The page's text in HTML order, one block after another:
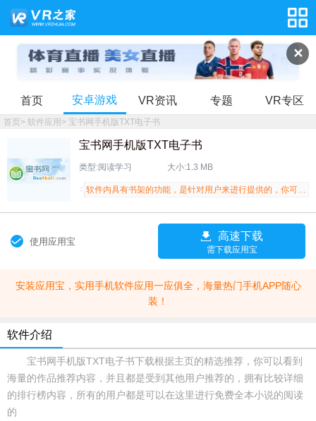
✕
首页 安卓游戏 VR资讯 专题 VR专区
首页> 软件应用> 宝书网手机版TXT电子书
宝书网手机版TXT电子书
类型:阅读学习 大小:1.3 MB
使用应用宝 高速下载
需下载应用宝
安装应用宝，实用手机软件应用一应俱全，海量热门手机APP随心
装！
软件介绍
宝书网手机版TXT电子书下载根据主页的精选推荐，你可以看到
海量的作品推荐内容，并且都是受到其他用户推荐的，拥有比较详细
的排行榜内容，所有的用户都是可以在这里进行免费全本小说的阅读
的